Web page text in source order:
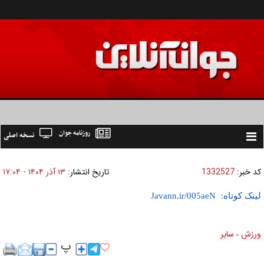
Toggle
نسخه اصلی روزنامه جوان
کد خبر: 1332527 تاریخ انتشار: ۱۳ آذر ۱۴۰۴ - ۱۷:۰۴
لینک کوتاه:
ورزش » ساير